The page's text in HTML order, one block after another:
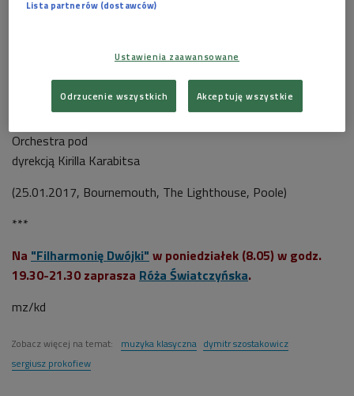
Kirill Karabits Foto: PAP/Adam Warżawa
Dymitr Szostakowicz
VIII Symfonia c-moll op. 65
Orchestra pod
dyrekcją Kirilla Karabitsa
(25.01.2017, Bournemouth, The Lighthouse, Poole)
***
Na "Filharmonię Dwójki" w poniedziałek (8.05) w godz.
19.30-21.30 zaprasza Róża Światczyńska.
mz/kd
Zobacz więcej na temat: muzyka klasyczna dymitr szostakowicz
sergiusz prokofiew
Lista partnerów (dostawców)
Ustawienia zaawansowane
Odrzucenie wszystkich Akceptuję wszystkie